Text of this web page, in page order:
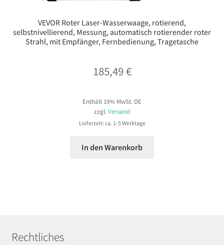
VEVOR Roter Laser-Wasserwaage, rotierend,
selbstnivellierend, Messung, automatisch rotierender roter
Strahl, mit Empfänger, Fernbedienung, Tragetasche
185,49€
Enthält 19% MwSt. DE
zzgl. Versand
Lieferzeit: ca. 1-5 Werktage
In den Warenkorb
Rechtliches